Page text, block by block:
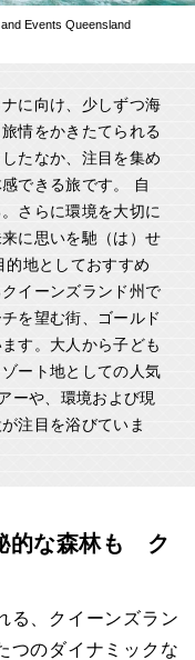
Events Queensland
に向け、少しずつ海
情をかきたてられる
たなか、注目を集め
できる旅です。 自
さらに環境を大切に
に思いを馳（は）せ
的地としておすすめ
イーンズランド州で
を望む街、ゴールド
す。大人から子ども
ート地としての人気
ーや、環境および現
注目を浴びていま
的な森林も ク
る、クイーンズラン
つのダイナミックな